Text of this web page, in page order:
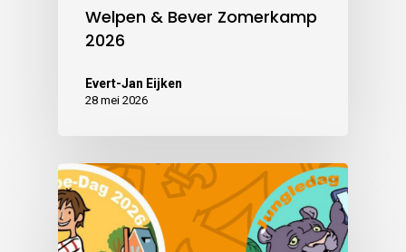
Welpen & Bever Zomerkamp
2026
Evert-Jan Eijken
28 mei 2026